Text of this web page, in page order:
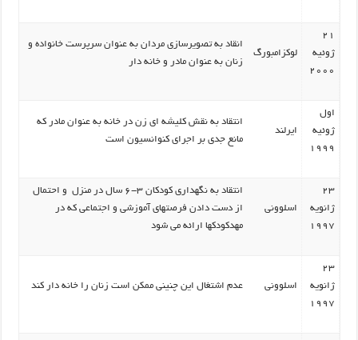
21
ژوئیه
2000
لوکزامبورگ
انقاد به تصویرسازی مردان به عنوان سرپرست خانواده و
زنان به عنوان مادر و خانه دار
اول
ژوئیه
1999
ایرلند
انتقاد به نقش کلیشه ای زن در خانه به عنوان مادر که
مانع جدی بر اجرای کنوانسیون است
23
ژانویه
1997
اسلوونی
انتقاد به نگهداری کودکان 3-6 سال در منزل و احتمال
از دست دادن فرصتهای آموزشی و اجتماعی که در
مهدکودکها ارائه می شود
23
ژانویه
1997
اسلوونی عدم اشتغال این چنینی ممکن است زنان را خانه دار کند